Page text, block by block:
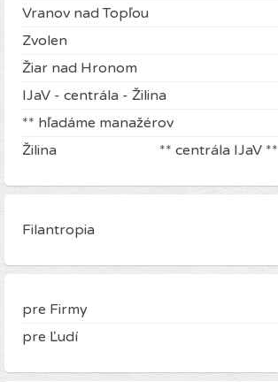
Vranov nad Topľou
Zvolen
Žiar nad Hronom
IJaV - centrála - Žilina
** hľadáme manažérov
Žilina ** centrála IJaV **
Filantropia
pre Firmy
pre Ľudí